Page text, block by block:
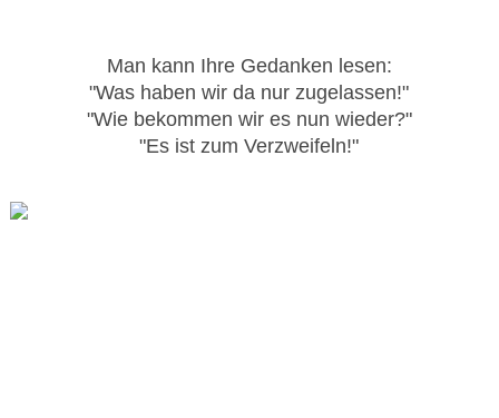
Man kann Ihre Gedanken lesen:
"Was haben wir da nur zugelassen!"
"Wie bekommen wir es nun wieder?"
"Es ist zum Verzweifeln!"